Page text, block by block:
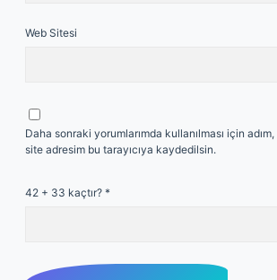
Web Sitesi
Daha sonraki yorumlarımda kullanılması için
site adresim bu tarayıcıya kaydedilsin.
42 + 33 kaçtır? *